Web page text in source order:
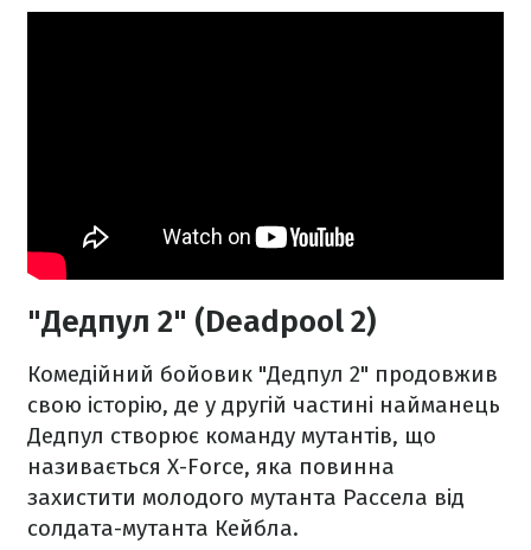
"Дедпул 2" (Deadpool 2)
Комедійний бойовик "Дедпул 2" продовжив
свою історію, де у другій частині найманець
Дедпул створює команду мутантів, що
називається X-Force, яка повинна
захистити молодого мутанта Рассела від
солдата-мутанта Кейбла.